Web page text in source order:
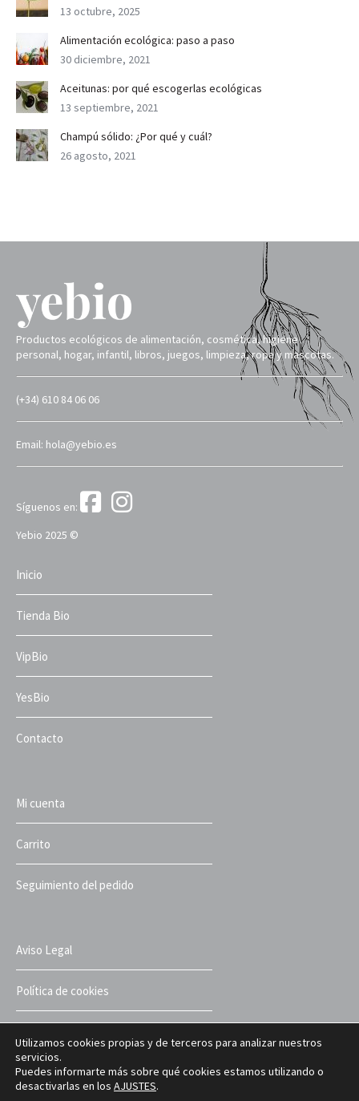
13 octubre, 2025
Alimentación ecológica: paso a paso
30 diciembre, 2021
Aceitunas: por qué escogerlas ecológicas
13 septiembre, 2021
Champú sólido: ¿Por qué y cuál?
26 agosto, 2021
Productos ecológicos de alimentación, cosmética, higiene
personal, hogar, infantil, libros, juegos, limpieza, ropa y mascotas.
(+34) 610 84 06 06
Email: hola@yebio.es
Síguenos en:
Yebio 2025 ©
Inicio
Tienda Bio
VipBio
YesBio
Contacto
Mi cuenta
Carrito
Seguimiento del pedido
Aviso Legal
Política de cookies
Términos y condiciones
Utilizamos cookies propias y de terceros para analizar nuestros
servicios.
Puedes informarte más sobre qué cookies estamos utilizando o
desactivarlas en los AJUSTES.